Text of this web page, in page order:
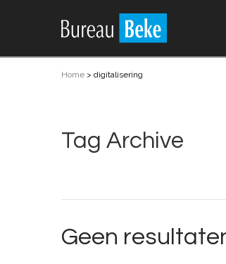
Home > digitalisering
Tag Archive
Geen